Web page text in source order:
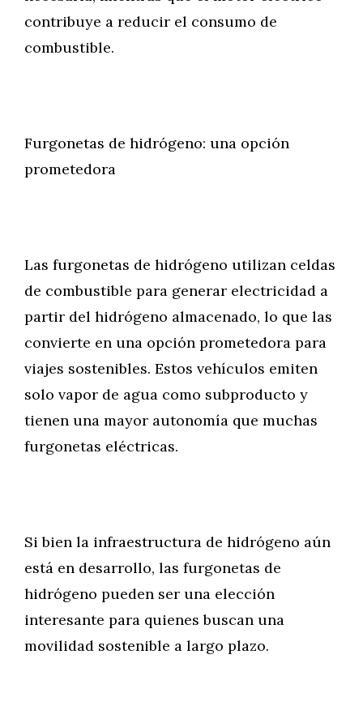
contribuye a reducir el consumo de
combustible.
Furgonetas de hidrógeno: una opción
prometedora
Las furgonetas de hidrógeno utilizan celdas
de combustible para generar electricidad a
partir del hidrógeno almacenado, lo que las
convierte en una opción prometedora para
viajes sostenibles. Estos vehículos emiten
solo vapor de agua como subproducto y
tienen una mayor autonomía que muchas
furgonetas eléctricas.
Si bien la infraestructura de hidrógeno aún
está en desarrollo, las furgonetas de
hidrógeno pueden ser una elección
interesante para quienes buscan una
movilidad sostenible a largo plazo.